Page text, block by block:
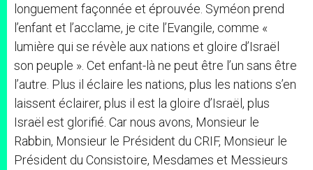
longuement façonnée et éprouvée. Syméon prend
l’enfant et l’acclame, je cite l’Evangile, comme «
lumière qui se révèle aux nations et gloire d’Israël
son peuple ». Cet enfant-là ne peut être l’un sans être
l’autre. Plus il éclaire les nations, plus les nations s’en
laissent éclairer, plus il est la gloire d’Israël, plus
Israël est glorifié. Car nous avons, Monsieur le
Rabbin, Monsieur le Président du CRIF, Monsieur le
Président du Consistoire, Mesdames et Messieurs